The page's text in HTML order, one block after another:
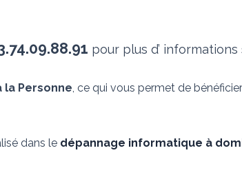
pour plus d’
la Personne, ce qui vous permet de bénéficier
dans le dépannage informatique à